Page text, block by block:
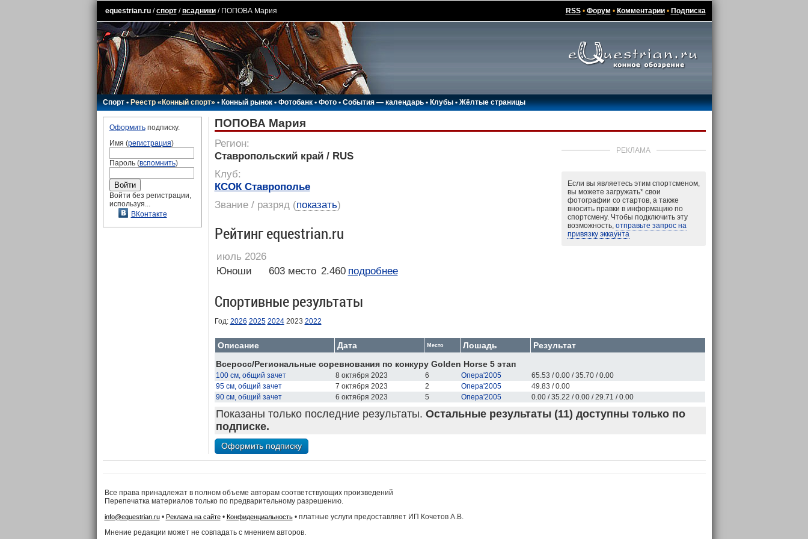
equestrian.ru/спорт/всадники/ ПОПОВА Мария RSS• Форум • Комментарии• Подписка
Спорт•Реестр «Конный спорт»•Конный рынок•Фотобанк •Фото•События — календарь•Клубы •Жёлтые страницы
Оформитьподписку.
Имя (регистрация)
Пароль (вспомнить)
Войти без регистрации,
используя...
ВКонтакте
ПОПОВА Мария
РЕКЛАМА
Если вы являетесь этим спортсменом,
вы можете загружать*свои
фотографии со стартов, а также
вносить правки в информацию по
спортсмену. Чтобы подключить эту
возможность, отправьте запрос на
привязку эккаунта
Регион:
Ставропольский край / RUS
Клуб:
КСОК Ставрополье
Звание / разряд(показать)
Рейтинг equestrian.ru
июль 2026
Юноши
603 место 2.460 подробнее
Спортивные результаты
Год: 2026 2025 20242023 2022
Описание Дата Место Лошадь
Результат
Всеросс/Региональные соревнования по конкуру Golden Horse 5 этап
100 см, общий зачет 8 октября 2023 6 Опера'2005
65.53 / 0.00 / 35.70 / 0.00
95 см, общий зачет
7 октября 2023 2 Опера'2005
49.83 / 0.00
90 см, общий зачет
6 октября 2023 5 Опера'2005 0.00 / 35.22 / 0.00 / 29.71 / 0.00
Показаны только последние результаты. Остальные результаты (11) доступны только по
подписке.
Все права принадлежат в полном объеме авторам соответствующих произведений
Перепечатка материалов только по предварительному разрешению.
info@equestrian.ru• Реклама на сайте• Конфиденциальность• платные услуги предоставляет ИП Кочетов А.В.
Мнение редакции может не совпадать с мнением авторов.